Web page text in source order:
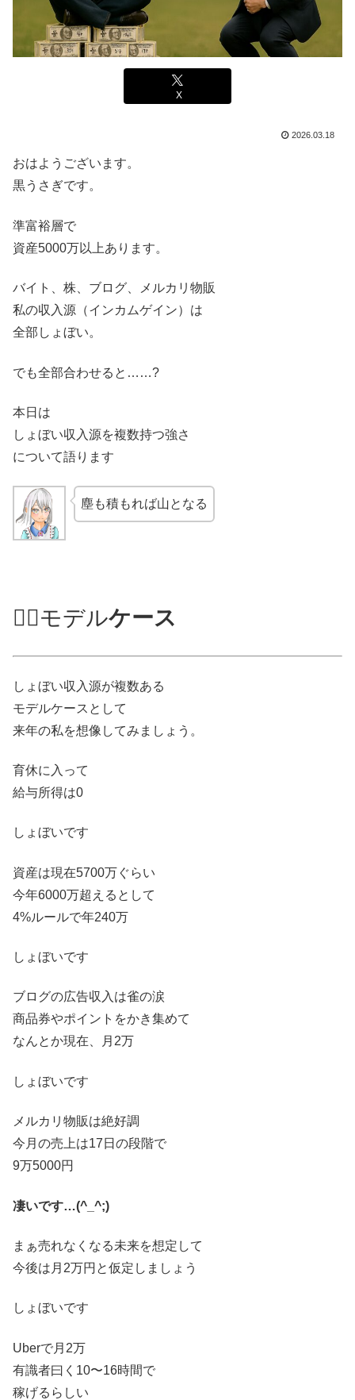
X
2026.03.18
おはようございます。
黒うさぎです。
準富裕層で
資産5000万以上あります。
バイト、株、ブログ、メルカリ物販
私の収入源（インカムゲイン）は
全部しょぼい。
でも全部合わせると……?
本日は
しょぼい収入源を複数持つ強さ
について語ります
塵も積もれば山となる
😶‍🌫️モデルケース
しょぼい収入源が複数ある
モデルケースとして
来年の私を想像してみましょう。
育休に入って
給与所得は0
しょぼいです
資産は現在5700万ぐらい
今年6000万超えるとして
4%ルールで年240万
しょぼいです
ブログの広告収入は雀の涙
商品券やポイントをかき集めて
なんとか現在、月2万
しょぼいです
メルカリ物販は絶好調
今月の売上は17日の段階で
9万5000円
凄いです…(^_^;)
まぁ売れなくなる未来を想定して
今後は月2万円と仮定しましょう
しょぼいです
Uberで月2万
有識者曰く10〜16時間で
稼げるらしい